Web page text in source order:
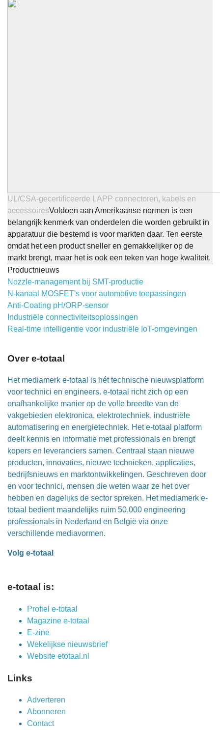
UL/CSA-gecertificeerde LAPP connectoren, kabels en
accessoiresVoldoen aan Amerikaanse normen is een
belangrijk kenmerk van onderdelen die worden gebruikt in
apparatuur die bestemd is voor markten daar. Ten eerste
omdat het een product sneller en gemakkelijker op de
markt brengt, maar het is ook een teken van hoge kwaliteit.
Productnieuws
Nozzle-management bij SMT-productie
N-kanaal MOSFET's voor automotive toepassingen
Anti-Coating pH/ORP-sensor
Industriële connectiviteitsoplossingen
Real-time intelligentie voor industriële IoT-omgevingen
Over e-totaal
Het mediamerk e-totaal is hét technische nieuwsplatform
voor technici en engineers. e-totaal richt zich op een
onafhankelijke manier op de volle breedte van de
vakgebieden elektronica, elektrotechniek, industriële
automatisering en energietechniek. Het e-totaal platform
deelt kennis en informatie met professionals en brengt
kopers en leveranciers samen. Centraal staan nieuwe
producten, innovaties, nieuwe technieken, applicaties,
bedrijfsnieuws en marktontwikkelingen. Geschreven door
en voor technici, mensen die weten waar ze het over
hebben en dagelijks de sector spreken. Het mediamerk e-
totaal bedient maandelijks ruim 50,000 engineering
professionals in Nederland en België via onze
verschillende mediavormen.
Volg e-totaal
e-totaal is:
Profiel e-totaal
Magazine e-totaal
E-zine
Wekelijkse nieuwsbrief
Website etotaal.nl
Links
Adverteren
Abonneren
Contact